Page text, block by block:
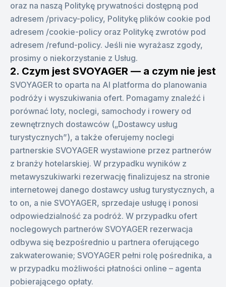
oraz na naszą Politykę prywatności dostępną pod
adresem /privacy-policy, Politykę plików cookie pod
adresem /cookie-policy oraz Politykę zwrotów pod
adresem /refund-policy. Jeśli nie wyrażasz zgody,
prosimy o niekorzystanie z Usług.
2. Czym jest SVOYAGER — a czym nie jest
SVOYAGER to oparta na AI platforma do planowania
podróży i wyszukiwania ofert. Pomagamy znaleźć i
porównać loty, noclegi, samochody i rowery od
zewnętrznych dostawców („Dostawcy usług
turystycznych”), a także oferujemy noclegi
partnerskie SVOYAGER wystawione przez partnerów
z branży hotelarskiej. W przypadku wyników z
metawyszukiwarki rezerwację finalizujesz na stronie
internetowej danego dostawcy usług turystycznych, a
to on, a nie SVOYAGER, sprzedaje usługę i ponosi
odpowiedzialność za podróż. W przypadku ofert
noclegowych partnerów SVOYAGER rezerwacja
odbywa się bezpośrednio u partnera oferującego
zakwaterowanie; SVOYAGER pełni rolę pośrednika, a
w przypadku możliwości płatności online – agenta
pobierającego opłaty.